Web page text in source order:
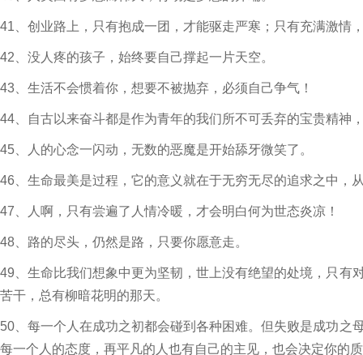
41、创业路上，只有抱成一团，才能驱走严寒；只有充满激情
42、没人疼的孩子，始终要自己撑起一片天空。
43、生活不会惯着你，想要不被抛弃，必须自己争气！
44、自古以来奋斗都是作为青年的我们所不可丢弃的宝贵精神
45、人的心念一闪动，无数的恶魔是开始舔牙微笑了。
46、生命最美是过程，它的意义就在于无穷无尽的追求之中，
47、人啊，只有尝遍了人情冷暖，才会明白何为世态炎凉！
48、路的尽头，仍然是路，只要你愿意走。
49、生命比我们想象中更为坚韧，世上没有绝望的处境，只有
苦干，总有柳暗花明的那天。
50、每一个人在成功之初都会碰到各种困难。但失败是成功之
每一个人的态度，再平凡的人也有自己的主见，也会决定你的